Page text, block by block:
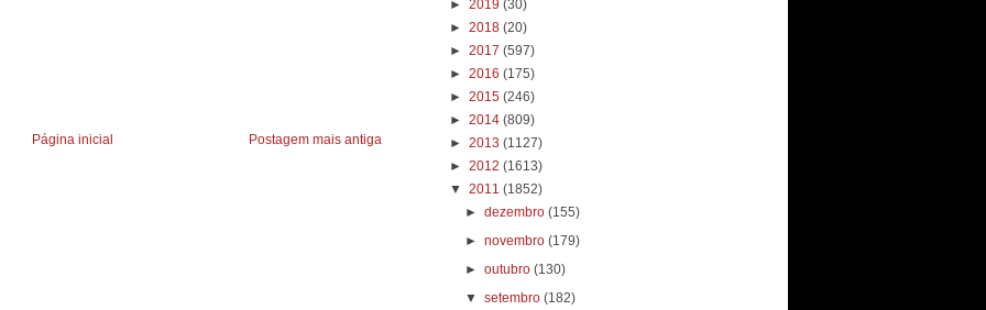
Postagem mais antiga
Página inicial
► 2019 (30)
► 2018 (20)
► 2017 (597)
► 2016 (175)
► 2015 (246)
► 2014 (809)
► 2013 (1127)
► 2012 (1613)
▼ 2011 (1852)
►dezembro(155)
►novembro(179)
►outubro(130)
▼setembro(182)